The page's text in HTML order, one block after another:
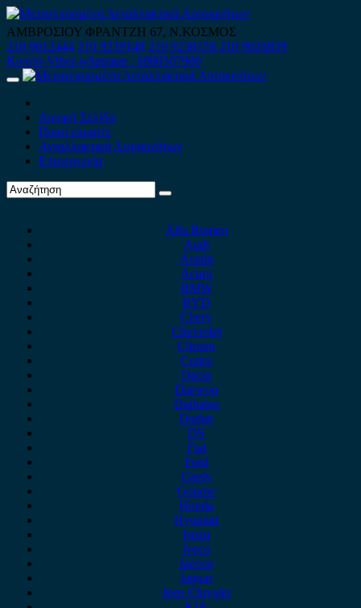
Skip
to
content
ΑΜΒΡΟΣΙΟΥ ΦΡΑΝΤΖΗ 67, Ν.ΚΟΣΜΟΣ
210 9012444 210 9239148 210 9238158 210 9026839
Κινητό-Viber-whatsapp : 6980507900
Primary
Αρχική Σελίδα
Ποιοί είμαστε
Ανταλλακτικά Αυτοκινήτων
Επικοινωνία
Alfa Romeo
Audi
Austin
Acura
BMW
BYD
Chery
Chevrolet
Citroen
Cupra
Dacia
Daewoo
Daihatsu
Dodge
DS
Fiat
Ford
Geely
Gonow
Honda
Hyundai
Isuzu
iveco
Jaecoo
Jaguar
Jeep Chrysler